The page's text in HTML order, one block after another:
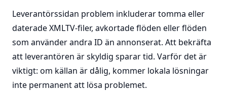
Leverantörssidan problem inkluderar tomma eller
daterade XMLTV-filer, avkortade flöden eller flöden
som använder andra ID än annonserat. Att bekräfta
att leverantören är skyldig sparar tid. Varför det är
viktigt: om källan är dålig, kommer lokala lösningar
inte permanent att lösa problemet.